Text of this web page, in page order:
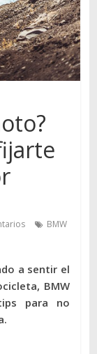
BMW
a sentir el
BMW
para no